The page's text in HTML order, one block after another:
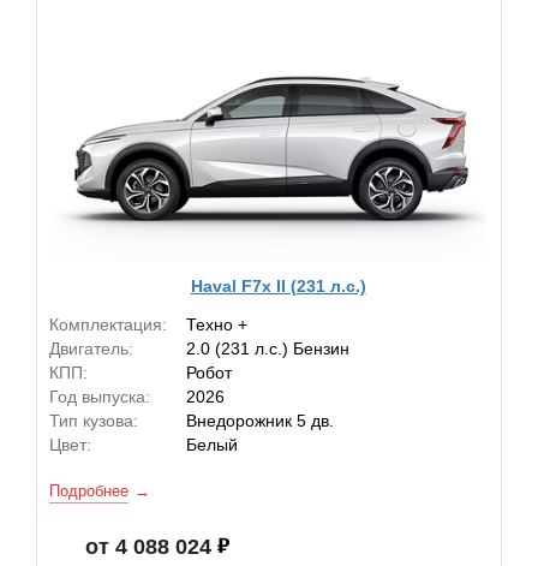
Haval F7x II (231 л.с.)
Комплектация:
Техно +
Двигатель:
2.0 (231 л.с.) Бензин
КПП:
Робот
Год выпуска:
2026
Тип кузова:
Внедорожник 5 дв.
Цвет:
Белый
Подробнее
от 4 088 024